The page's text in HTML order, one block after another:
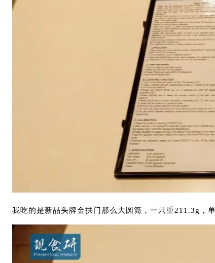
我吃的是新品头牌金拱门那么大圆筒，一只重211.3g，